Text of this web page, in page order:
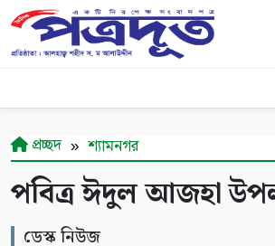
প্রচ্ছদ শ্যামনগর
পবিত্র ঈদুল আজহা
ডেস্ক নিউজ